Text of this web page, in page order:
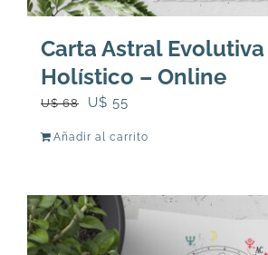
Carta Astral Evolutiva
Holístico – Online
U$68
El
U$
68.
U$ 55
U$
Añadir al carrito